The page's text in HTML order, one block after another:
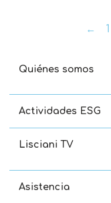
← 1
Quiénes somos
Actividades ESG
Lisciani TV
Asistencia